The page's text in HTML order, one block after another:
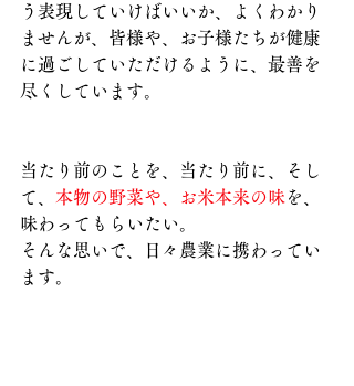
う表現していけばいいか、よくわかり
ませんが、皆様や、お子様たちが健康
に過ごしていただけるように、最善を
尽くしています。
当たり前のことを、当たり前に、そし
て、 本物の野菜や、お米本来の味 を、
味わってもらいたい。
そんな思いで、日々農業に携わってい
ます。